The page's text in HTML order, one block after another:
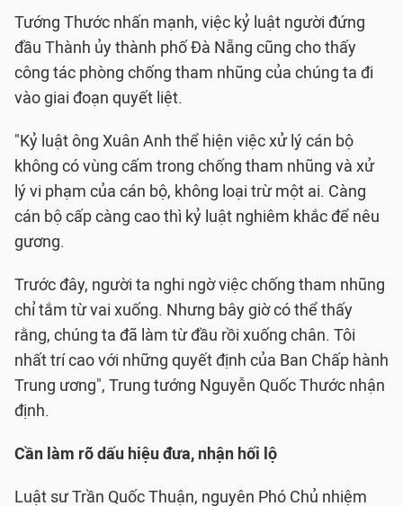
Tướng Thước nhấn mạnh, việc kỷ luật người đứng
đầu Thành ủy thành phố Đà Nẵng cũng cho thấy
công tác phòng chống tham nhũng của chúng ta đi
vào giai đoạn quyết liệt.
"Kỷ luật ông Xuân Anh thể hiện việc xử lý cán bộ
không có vùng cấm trong chống tham nhũng và xử
lý vi phạm của cán bộ, không loại trừ một ai. Càng
cán bộ cấp càng cao thì kỷ luật nghiêm khắc để nêu
gương.
Trước đây, người ta nghi ngờ việc chống tham nhũng
chỉ tắm từ vai xuống. Nhưng bây giờ có thể thấy
rằng, chúng ta đã làm từ đầu rồi xuống chân. Tôi
nhất trí cao với những quyết định của Ban Chấp hành
Trung ương", Trung tướng Nguyễn Quốc Thước nhận
định.
Cần làm rõ dấu hiệu đưa, nhận hối lộ
Luật sư Trần Quốc Thuận, nguyên Phó Chủ nhiệm